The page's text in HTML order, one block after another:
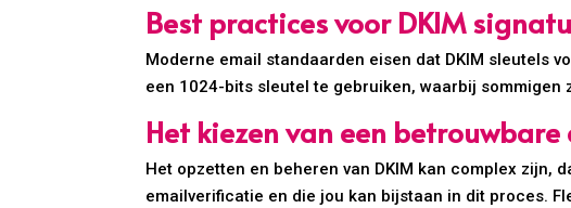
Best practices voor DKIM
Moderne email standaarden eisen dat DKIM sleutels
een 1024-bits sleutel te gebruiken, waarbij
Het kiezen van een
Het opzetten en beheren van DKIM kan complex
emailverificatie en die jou kan bijstaan in dit proces.